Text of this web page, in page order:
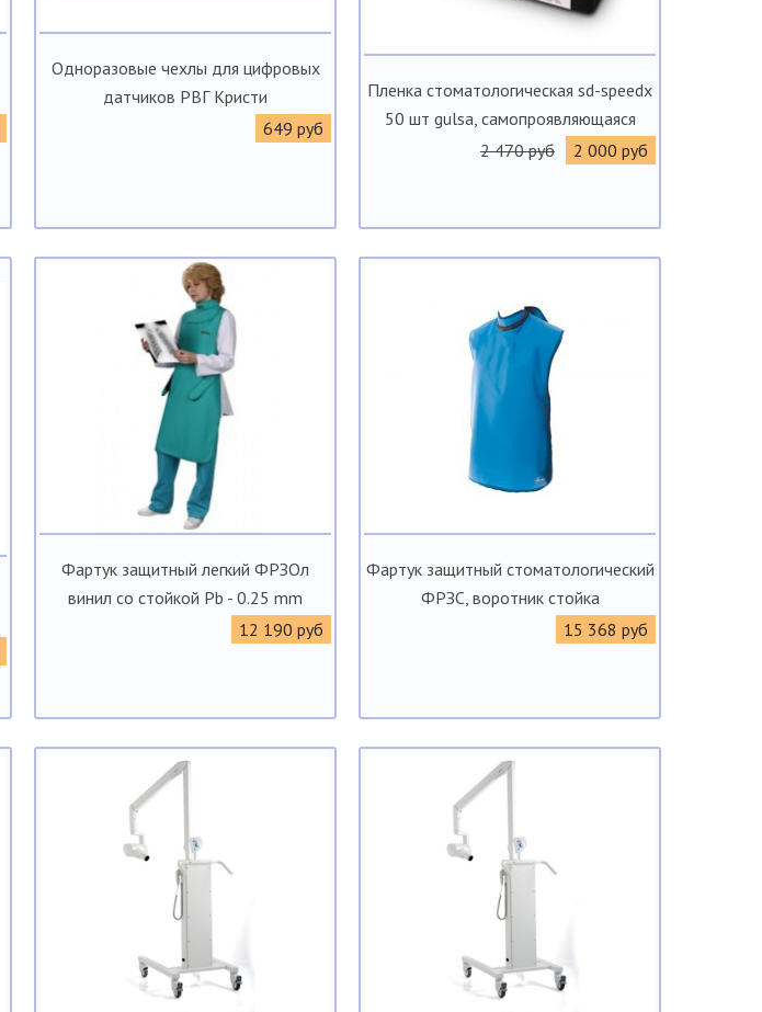
Одноразовые чехлы для цифровых
датчиков РВГ Кристи
649 руб
Пленка стоматологическая sd-speedx
50 шт gulsa, самопроявляющаяся
2 470 руб
2 000 руб
Фартук защитный легкий ФРЗОл
винил со стойкой Pb - 0.25 mm
12 190 руб
Фартук защитный стоматологический
ФРЗС, воротник стойка
15 368 руб